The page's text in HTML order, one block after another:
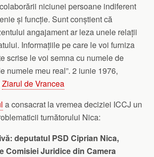
niciunei persoane indiferent
și funcție. Sunt conștient că
angajament ar leza unele relații
Informațiile pe care le voi furniza
scrise le voi semna cu numele de
numele meu real”. 2 iunie 1976,
Ziarul de Vrancea
a consacrat la vremea deciziei ICCJ un
turnătorului Nica:
deputatul PSD Ciprian Nica,
Comisiei Juridice din Camera